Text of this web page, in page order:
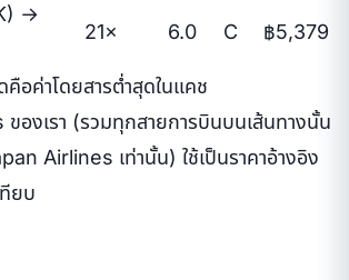
→
21× 6.0 C ฿5,379
อค่าโดยสารต่ำสุดในแคช
องเรา (รวมทุกสายการบินบนเส้นทางนั้น
Airlines เท่านั้น) ใช้เป็นราคาอ้างอิง
ยบ